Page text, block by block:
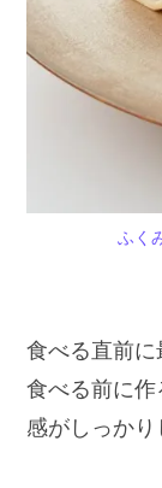
ふく
食べる直前に
食べる前に
感がしっかり